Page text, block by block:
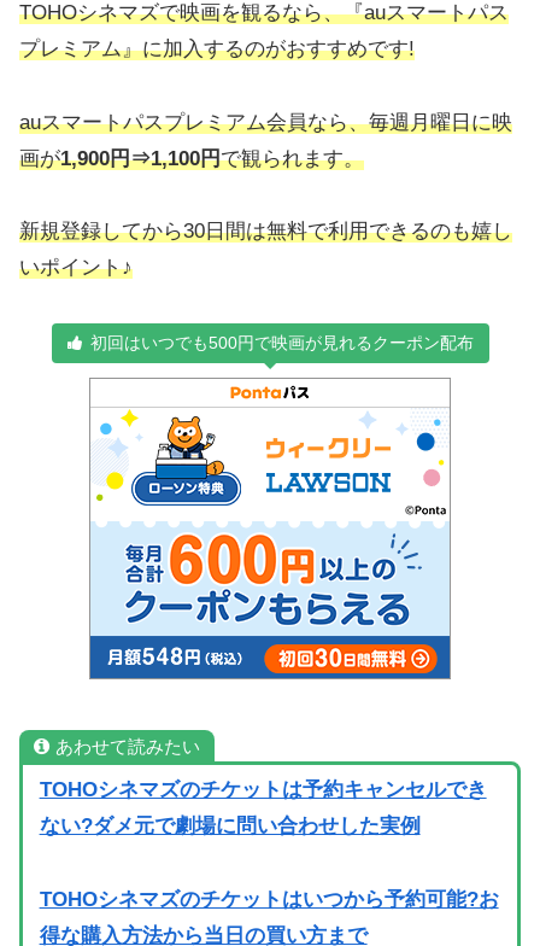
TOHOシネマズで映画を観るなら、『auスマートパス
プレミアム』に加入するのがおすすめです!
auスマートパスプレミアム会員なら、毎週月曜日に映
画が1,900円⇒1,100円で観られます。
新規登録してから30日間は無料で利用できるのも嬉し
いポイント♪
初回はいつでも500円で映画が見れるクーポン配布
あわせて読みたい
TOHOシネマズのチケットは予約キャンセルでき
ない?ダメ元で劇場に問い合わせした実例
TOHOシネマズのチケットはいつから予約可能?お
得な購入方法から当日の買い方まで